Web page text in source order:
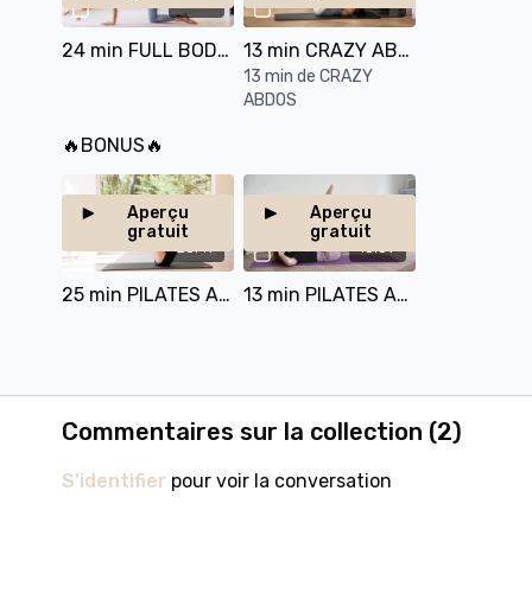
24 min FULL BODY AVANCÉ 13 min CRAZY ABDOS
13 min de CRAZY
ABDOS
🔥BONUS🔥
Aperçu
gratuit
25 min PILATES ABDOS
Aperçu
gratuit
13 min PILATES ABDOS ON FIRE
Commentaires sur la collection (2)
S'identifierpour voir la conversation